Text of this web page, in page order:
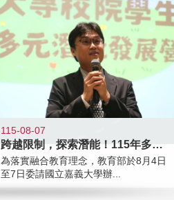
115-08-07
跨越限制，探索潛能！115年多元潛
為落實融合教育理念，教育部於8月4日
至7日委請國立嘉義大學辦...